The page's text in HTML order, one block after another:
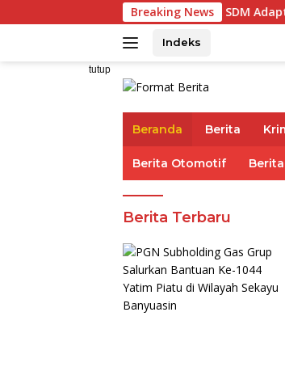
ke
Breaking News
IAI Darul Fattah Cetak SDM Adaptif
Indeks
tutup
Beranda Berita
Berita Otomotif
Format
Berita Terbaru